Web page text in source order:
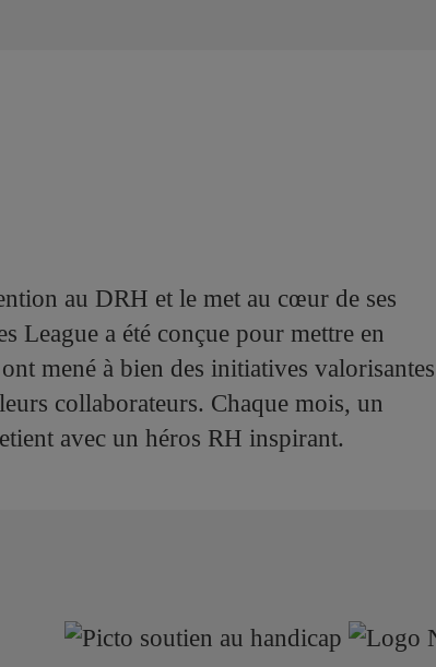
au DRH et le met au cœur de ses
League a été conçue pour mettre en
mené à bien des initiatives valorisantes
collaborateurs. Chaque mois, un
avec un héros RH inspirant.